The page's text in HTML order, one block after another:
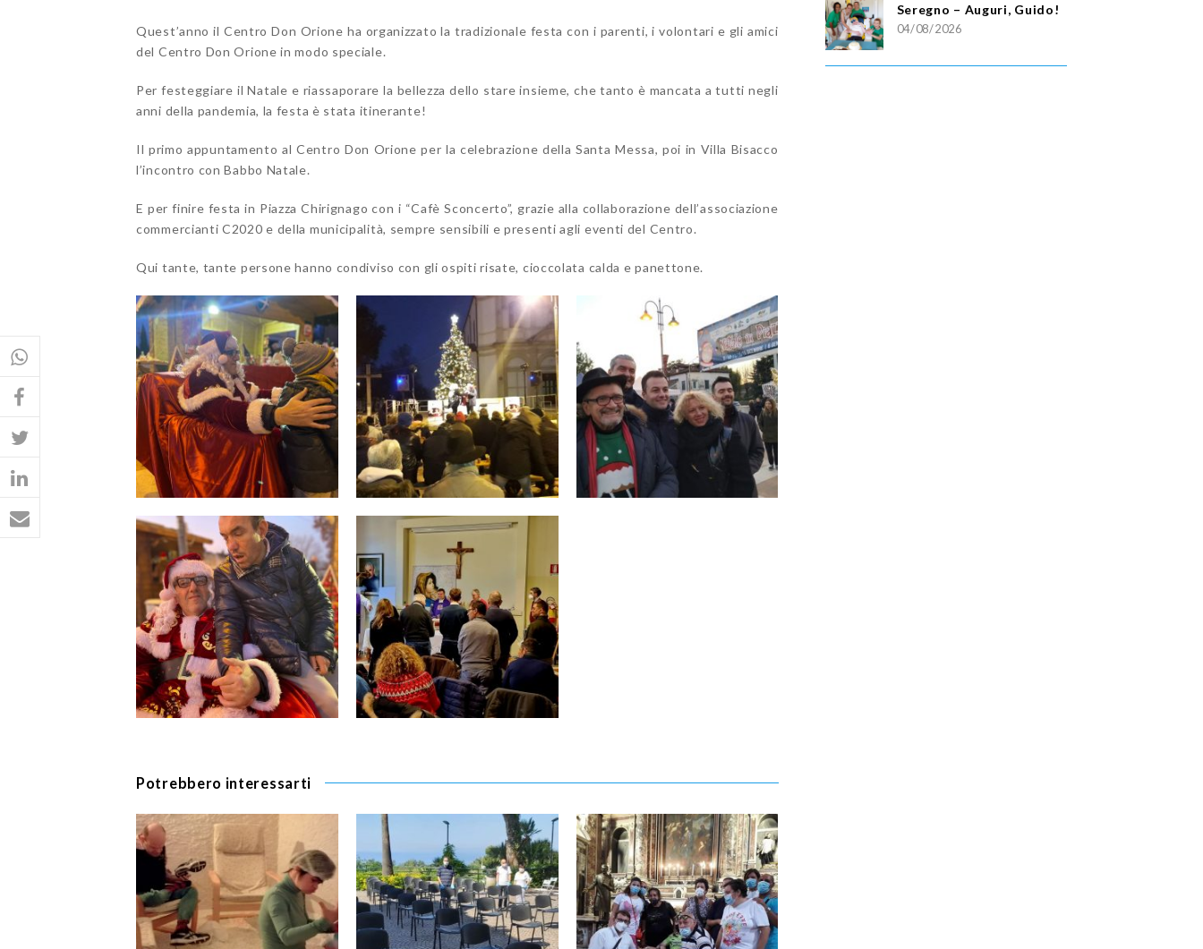
Quest’anno il Centro Don Orione ha organizzato la tradizionale festa con i parenti, i volontari e gli amici
del Centro Don Orione in modo speciale.
Per festeggiare il Natale e riassaporare la bellezza dello stare insieme, che tanto è mancata a tutti negli
anni della pandemia, la festa è stata itinerante!
Il primo appuntamento al Centro Don Orione per la celebrazione della Santa Messa, poi in Villa Bisacco
l’incontro con Babbo Natale.
E per finire festa in Piazza Chirignago con i “Cafè Sconcerto”, grazie alla collaborazione dell’associazione
commercianti C2020 e della municipalità, sempre sensibili e presenti agli eventi del Centro.
Qui tante, tante persone hanno condiviso con gli ospiti risate, cioccolata calda e panettone.
Potrebbero interessarti
Seregno – Auguri, Guido!
04/08/2026